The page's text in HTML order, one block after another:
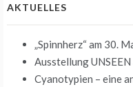
AKTUELLES
„Spinnherz“ am 30.
Ausstellung UNSEEN
Cyanotypien – eine